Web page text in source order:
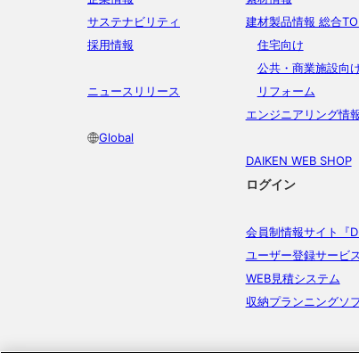
サステナビリティ
採用情報
ニュースリリース
Global
建材製品情報 総合
住宅向け
公共・商業施設向
リフォーム
エンジニアリング情
DAIKEN WEB SHOP
ログイン
会員制情報サイト『D-
ユーザー登録サービス
WEB見積システム
収納プランニングソ